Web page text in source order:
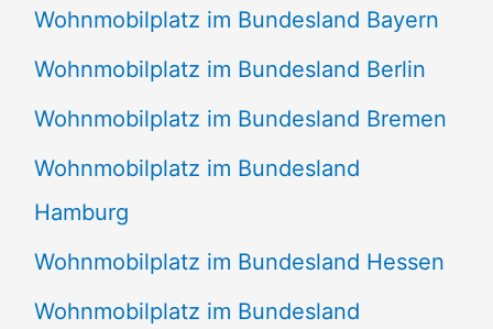
Wohnmobilplatz im Bundesland Bayern
Wohnmobilplatz im Bundesland Berlin
Wohnmobilplatz im Bundesland Bremen
Wohnmobilplatz im Bundesland
Hamburg
Wohnmobilplatz im Bundesland Hessen
Wohnmobilplatz im Bundesland